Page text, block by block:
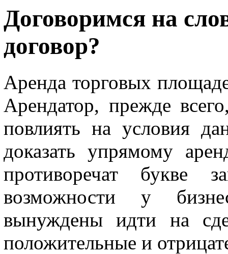
Договоримся на
договор?
Аренда торговых
Арендатор, прежде
повлиять на условия
доказать упрямому
противоречат букве
возможности у
вынуждены идти на
положительные и